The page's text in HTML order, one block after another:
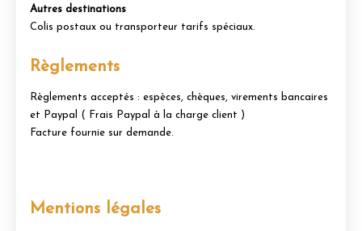
Autres destinations
Colis postaux ou transporteur tarifs spéciaux.
Règlements
Règlements acceptés : espèces, chèques, virements bancaires
et Paypal ( Frais Paypal à la charge client )
Facture fournie sur demande.
Mentions légales